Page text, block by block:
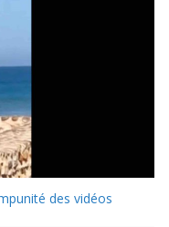
des vidéos